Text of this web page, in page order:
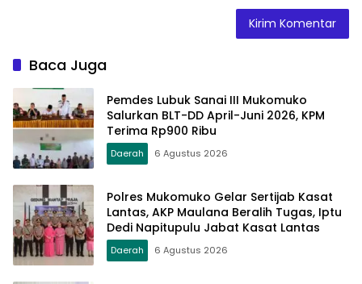
Baca Juga
Pemdes Lubuk Sanai III Mukomuko
Salurkan BLT-DD April-Juni 2026, KPM
Terima Rp900 Ribu
Daerah 6 Agustus 2026
Polres Mukomuko Gelar Sertijab Kasat
Lantas, AKP Maulana Beralih Tugas, Iptu
Dedi Napitupulu Jabat Kasat Lantas
Daerah 6 Agustus 2026